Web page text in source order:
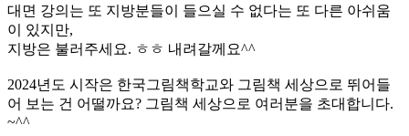
대면 강의는 또 지방분들이 들으실 수 없다는 또 다른 아쉬움
이 있지만,
지방은 불러주세요. ㅎㅎ 내려갈께요^^
2024년도 시작은 한국그림책학교와 그림책 세상으로 뛰어들
어 보는 건 어떨까요? 그림책 세상으로 여러분을 초대합니다.
~^^​